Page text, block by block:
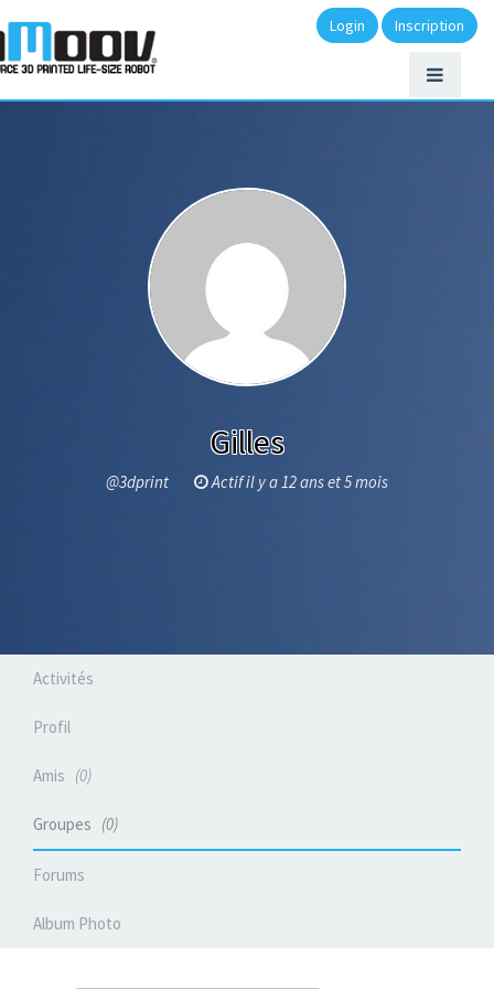
Login Inscription
Gilles
@3dprint Actif il y a 12 ans et 5 mois
Activités
Profil
Amis 0
Groupes 0
Forums
Album Photo